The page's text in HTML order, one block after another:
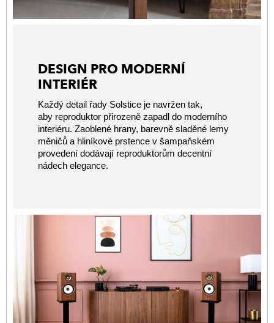
DESIGN PRO MODERNÍ
INTERIÉR
Každý detail řady Solstice je navržen tak,
aby reproduktor přirozeně zapadl do moderního
interiéru. Zaoblené hrany, barevně sladěné lemy
měničů a hliníkové prstence v šampaňském
provedení dodávají reproduktorům decentní
nádech elegance.